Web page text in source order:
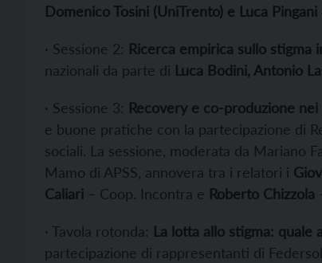
Domenico Tosini (UniTrento) e Luca Pingani
· Sessione 2: Ricerca empirica sullo stigma
nazionali da parte di Luca Bodini, Antonio
· Sessione 3: Recovery e co-produzione
e buone pratiche con la partecipazione di
sociali. La sessione, moderata da Mariano
Mamo di APSS, annovera tra i relatori i
Caliari – Coop. Incontra e Roberto Chizzola
· Tavola rotonda: La lotta allo stigma: quale
partecipazione di rappresentanti di